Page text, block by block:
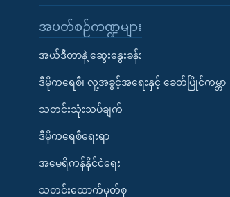
အပတ်စဉ်ကဏ္ဍများ
အယ်ဒီတာနဲ့ ဆွေးနွေးခန်း
ဒီမိုကရေစီ၊ လူ့အခွင့်အရေးနှင့် ခေတ်ပြိုင်ကမ္ဘာ
သတင်းသုံးသပ်ချက်
ဒီမိုကရေစီရေးရာ
အမေရိကန်နိုင်ငံရေး
သတင်းထောက်မှတ်စု